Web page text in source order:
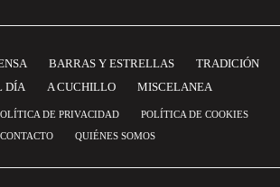
BARRAS Y ESTRELLAS
TRADICIÓN
DÍA
A CUCHILLO MISCELANEA
DE PRIVACIDAD
POLÍTICA DE COOKIES
CONTACTO
QUIÉNES SOMOS